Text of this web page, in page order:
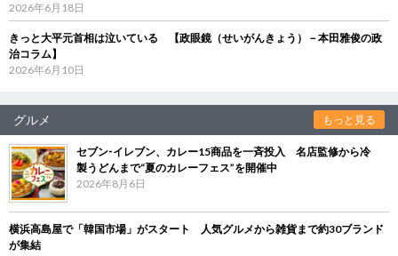
2026年6月18日
きっと大平元首相は泣いている 【政眼鏡（せいがんきょう）－本田雅俊の政
治コラム】
2026年6月10日
グルメ もっと見る
セブン‐イレブン、カレー15商品を一斉投入 名店監修から冷
製うどんまで“夏のカレーフェス”を開催中
2026年8月6日
横浜高島屋で「韓国市場」がスタート 人気グルメから雑貨まで約30ブランド
が集結